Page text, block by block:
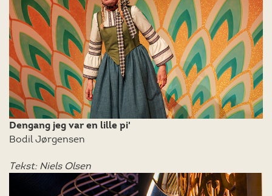
Dengang jeg var en lille pi'
Bodil Jørgensen
Tekst: Niels Olsen